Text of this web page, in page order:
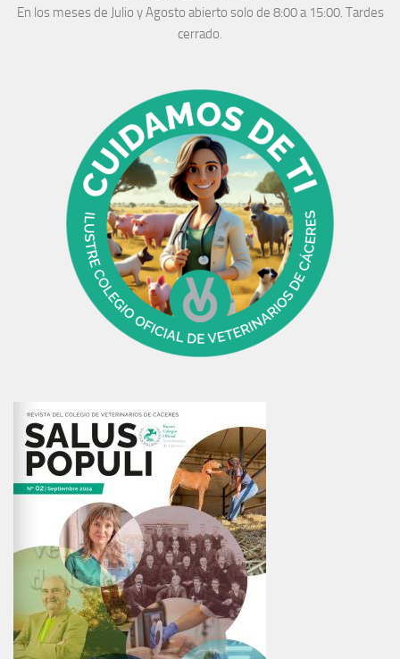
En los meses de Julio y Agosto abierto solo de 8:00 a 15:00. Tardes
cerrado.